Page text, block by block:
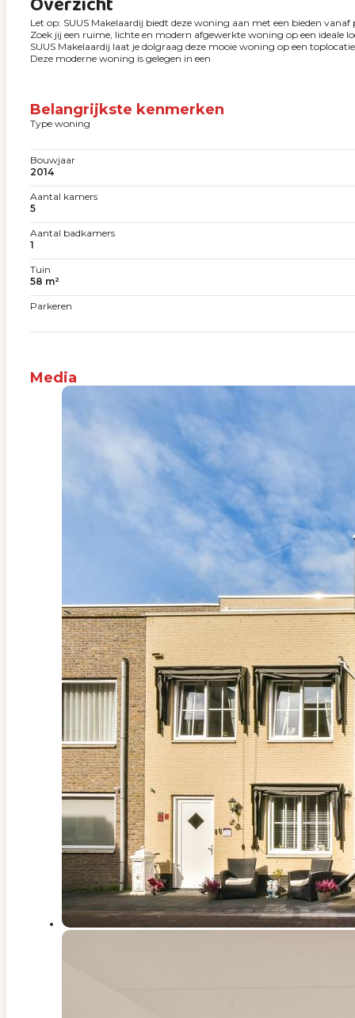
Let op: SUUS Makelaardij biedt deze woning aan met een bieden vanaf
Zoek jij een ruime, lichte en modern afgewerkte woning op een ideale
SUUS Makelaardij laat je dolgraag deze mooie woning op een
Deze moderne woning is gelegen in een
Belangrijkste kenmerken
Type woning
Bouwjaar
2014
Aantal kamers
5
Aantal badkamers
1
Tuin
58 m²
Parkeren
Media